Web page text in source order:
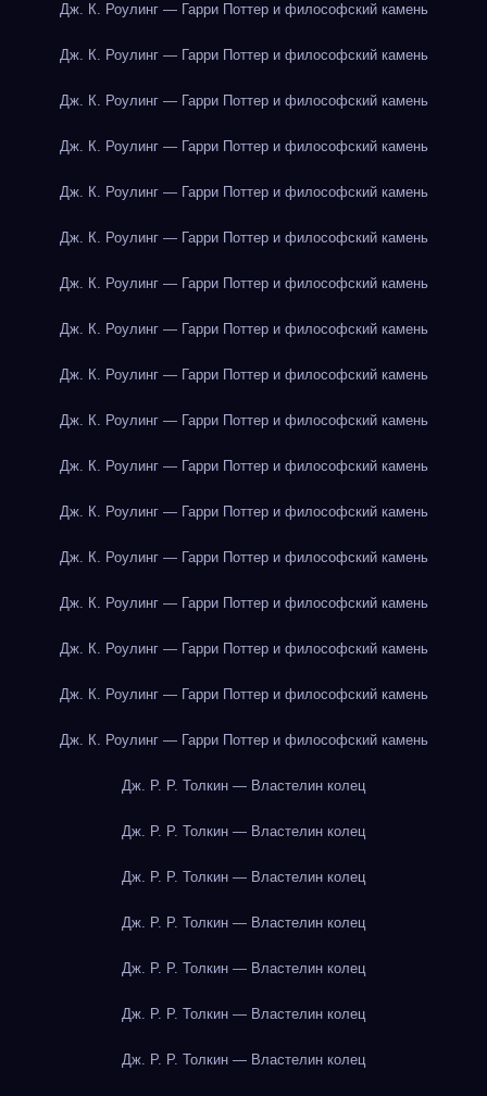
Дж. К. Роулинг — Гарри Поттер и философский камень
Дж. К. Роулинг — Гарри Поттер и философский камень
Дж. К. Роулинг — Гарри Поттер и философский камень
Дж. К. Роулинг — Гарри Поттер и философский камень
Дж. К. Роулинг — Гарри Поттер и философский камень
Дж. К. Роулинг — Гарри Поттер и философский камень
Дж. К. Роулинг — Гарри Поттер и философский камень
Дж. К. Роулинг — Гарри Поттер и философский камень
Дж. К. Роулинг — Гарри Поттер и философский камень
Дж. К. Роулинг — Гарри Поттер и философский камень
Дж. К. Роулинг — Гарри Поттер и философский камень
Дж. К. Роулинг — Гарри Поттер и философский камень
Дж. К. Роулинг — Гарри Поттер и философский камень
Дж. К. Роулинг — Гарри Поттер и философский камень
Дж. К. Роулинг — Гарри Поттер и философский камень
Дж. К. Роулинг — Гарри Поттер и философский камень
Дж. К. Роулинг — Гарри Поттер и философский камень
Дж. Р. Р. Толкин — Властелин колец
Дж. Р. Р. Толкин — Властелин колец
Дж. Р. Р. Толкин — Властелин колец
Дж. Р. Р. Толкин — Властелин колец
Дж. Р. Р. Толкин — Властелин колец
Дж. Р. Р. Толкин — Властелин колец
Дж. Р. Р. Толкин — Властелин колец